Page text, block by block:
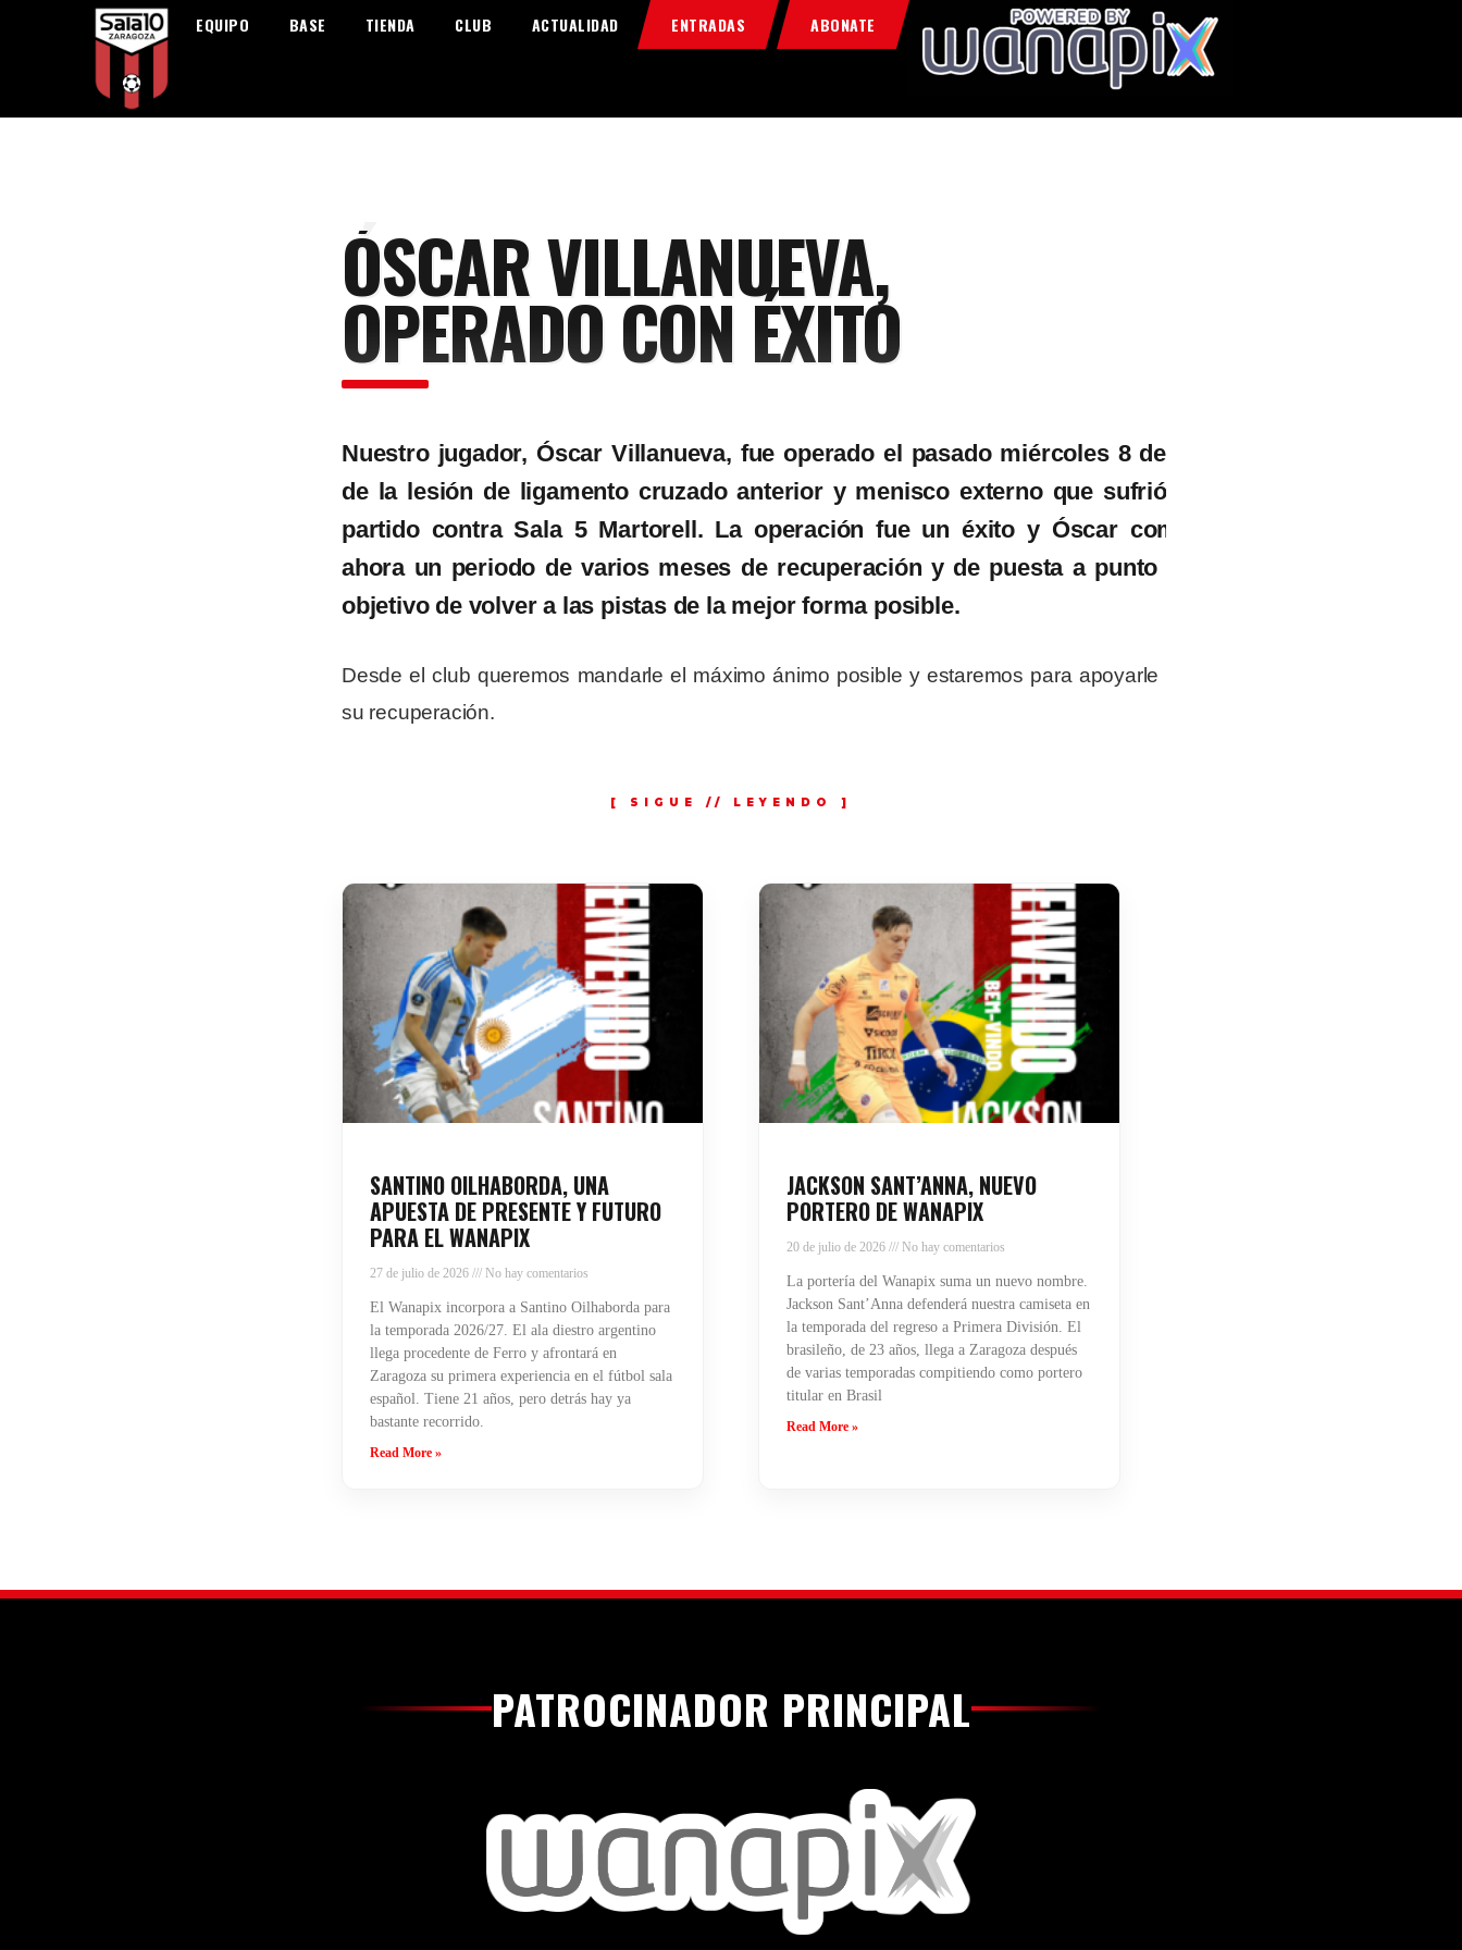
EQUIPO BASE TIENDA CLUB ACTUALIDAD ENTRADAS ABONATE
Home
Food & Drink
ÓSCAR VILLANUEVA,
OPERADO CON ÉXITO
Nuestro jugador, Óscar Villanueva, fue operado el pasado miércoles 8 de mayo
de la lesión deligamento cruzado anterior y menisco externo que sufrió en el
partido contra Sala 5 Martorell. La operación fue un éxito y Óscar comienza
ahora un periodo de varios meses de recuperación y de puesta a punto con el
objetivo de volver a las pistas de la mejor forma posible.
Desde el club queremos mandarle el máximo ánimo posible y estaremos para apoyarle
su recuperación.
SANTINO OILHABORDA, UNA
APUESTA DE PRESENTE Y FUTURO
PARA EL WANAPIX
27 de julio de 2026 No hay comentarios
El Wanapix incorpora a Santino Oilhaborda para
la temporada 2026/27. El ala diestro argentino
llega procedente de Ferro y afrontará en
Zaragoza su primera experiencia en el fútbol sala
español. Tiene 21 años, pero detrás hay ya
bastante recorrido.
Read More »
JACKSON SANT’ANNA, NUEVO
PORTERO DE WANAPIX
20 de julio de 2026 No hay comentarios
La portería del Wanapix suma un nuevo nombre.
Jackson Sant’Anna defenderá nuestra camiseta en
la temporada del regreso a Primera División. El
brasileño, de 23 años, llega a Zaragoza después
de varias temporadas compitiendo como portero
titular en Brasil
Read More »
PATROCINADOR PRINCIPAL